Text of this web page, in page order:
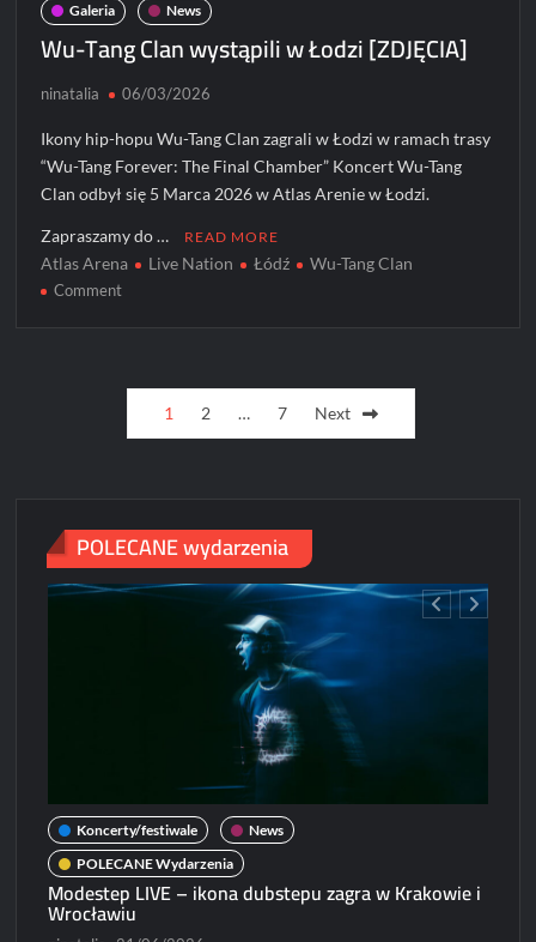
Galeria News
Wu-Tang Clan wystąpili w Łodzi [ZDJĘCIA]
ninatalia 06/03/2026
Ikony hip-hopu Wu-Tang Clan zagrali w Łodzi w ramach trasy
“Wu-Tang Forever: The Final Chamber” Koncert Wu-Tang
Clan odbył się 5 Marca 2026 w Atlas Arenie w Łodzi.
Zapraszamy do … READ MORE
Atlas Arena Live Nation Łódź Wu-Tang Clan
Commenton
wystąpili
pagination1 2 … 7 Next
POLECANE wydarzenia
Koncerty/festiwale
News
POLECANE Wydarzenia
Modestep LIVE – ikona dubstepu zagra w Krakowie i
Wrocławiu